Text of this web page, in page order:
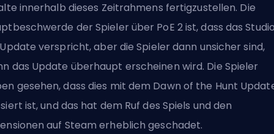
innerhalb dieses Zeitrahmens fertigzustellen. Die
der Spieler über PoE 2 ist, dass das Studio
verspricht, aber die Spieler dann unsicher sind,
das Update überhaupt erscheinen wird. Die Spieler
gesehen, dass dies mit dem Dawn of the Hunt
ist, und das hat dem Ruf des Spiels und den
auf Steam erheblich geschadet.